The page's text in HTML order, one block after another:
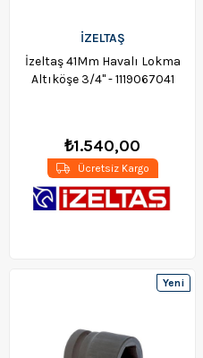
İZELTAŞ
İzeltaş 41Mm Havalı Lokma
Altıköşe 3/4" - 1119067041
₺1.540,00
Ücretsiz Kargo
Yeni